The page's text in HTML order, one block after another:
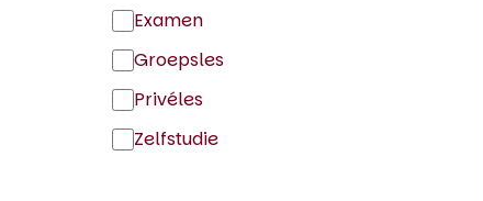
Examen
Groepsles
Privéles
Zelfstudie